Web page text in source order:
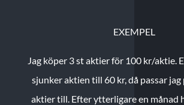
EXEMPEL
Jag köper 3 st aktier för 100 kr/aktie.
sjunker aktien till 60 kr, då passar
aktier till. Efter ytterligare en månad